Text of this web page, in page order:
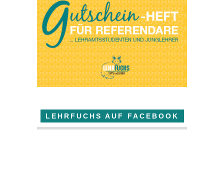
LEHRFUCHS AUF FACEBOOK